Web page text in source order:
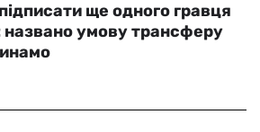
ще одного гравця
названо умову трансферу